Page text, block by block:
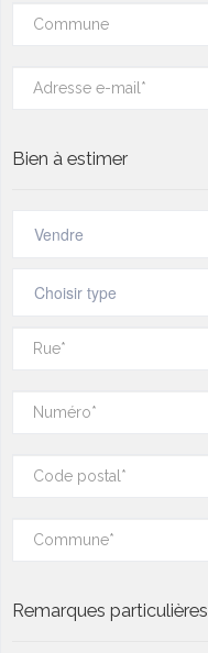
Bien à estimer
Remarques particulières